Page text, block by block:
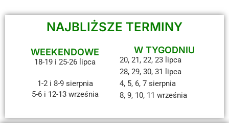
NAJBLIŻSZE TERMINY
WEEKENDOWE
18-19 i 25-26 lipca
1-2 i 8-9 sierpnia
5-6 i 12-13 września
W TYGODNIU
20, 21, 22, 23 lipca
28, 29, 30, 31 lipca
4, 5, 6, 7 sierpnia
8, 9, 10, 11 września